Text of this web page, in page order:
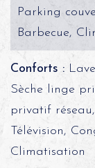
Parking
Barbecue,
Conforts :
Sèche linge
privatif
Télévision,
Climatisation